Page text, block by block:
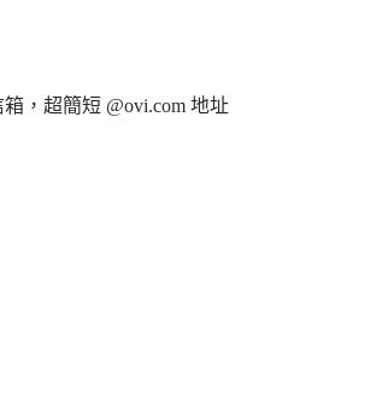
，超簡短 @ovi.com 地址